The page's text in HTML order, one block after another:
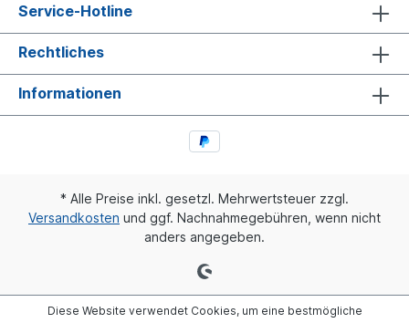
Service-Hotline
Rechtliches
Informationen
* Alle Preise inkl. gesetzl. Mehrwertsteuer zzgl.
Versandkosten und ggf. Nachnahmegebühren, wenn nicht
anders angegeben.
Diese Website verwendet Cookies, um eine bestmögliche